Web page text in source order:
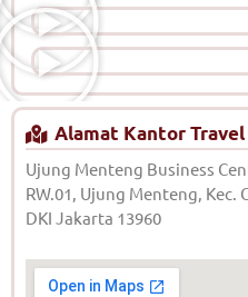
Alamat Kantor
Ujung Menteng Business
RW.01, Ujung Menteng, Kec.
DKI Jakarta 13960